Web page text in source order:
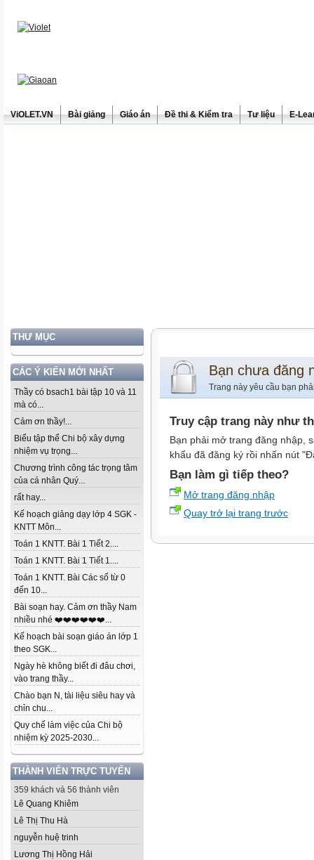
ViOLET.VN Bài giảng Giáo án Đề thi & Kiểm tra Tư liệu E-
THƯ MỤC
CÁC Ý KIẾN MỚI NHẤT
Thầy có bsach1 bài tập 10 và 11
mà có...
Cảm ơn thầy!...
Biểu tập thể Chi bộ xây dựng
nhiệm vụ trọng...
Chương trình công tác trọng tâm
của cá nhân Quý...
rất hay...
Kế hoạch giảng dạy lớp 4 SGK -
KNTT Môn...
Toán 1 KNTT. Bài 1 Tiết 2....
Toán 1 KNTT. Bài 1 Tiết 1....
Toán 1 KNTT. Bài Các số từ 0
đến 10...
Bài soạn hay. Cảm ơn thầy Nam
nhiều nhé ❤️❤️❤️❤️❤️❤️...
Kế hoạch bài soạn giáo án lớp 1
theo SGK...
Ngày hè không biết đi đâu chơi,
vào trang thầy...
Chào bạn N, tài liệu siêu hay và
chỉn chu...
Quy chế làm việc của Chi bộ
nhiệm kỳ 2025-2030...
THÀNH VIÊN TRỰC TUYẾN
359 khách và 56 thành viên
Lê Quang Khiêm
Lê Thị Thu Hà
nguyễn huệ trinh
Lương Thị Hồng Hải
Bạn chưa đăng
Trang này yêu cầu bạn
Truy cập trang này như
Bạn phải mở trang đăng nhập,
khẩu đã đăng ký rồi nhấn nút
Bạn làm gì tiếp theo?
Mở trang đăng nhập
Quay trở lại trang trước